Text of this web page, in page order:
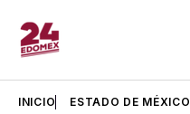
INICIO ESTADO DE MÉXICO